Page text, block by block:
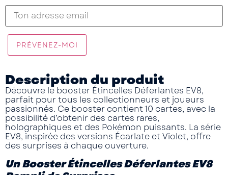
PRÉVENEZ-MOI
Description du produit
Découvre le booster Étincelles Déferlantes EV8,
parfait pour tous les collectionneurs et joueurs
passionnés. Ce booster contient 10 cartes, avec la
possibilité d’obtenir des cartes rares,
holographiques et des Pokémon puissants. La série
EV8, inspirée des versions Écarlate et Violet, offre
des surprises à chaque ouverture.
Un Booster Étincelles Déferlantes EV8